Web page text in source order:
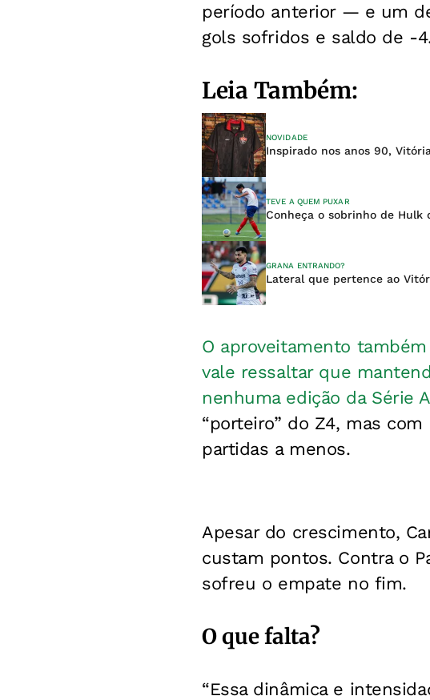
período anterior — e um
gols sofridos e saldo de -
Leia Também:
NOVIDADE
Inspirado nos anos 90,
TEVE A QUEM PUXAR
Conheça o sobrinho de Hulk
GRANA ENTRANDO?
Lateral que pertence ao
O aproveitamento
vale ressaltar que
nenhuma edição da Série A
“porteiro” do Z4, mas
partidas a menos.
Apesar do crescimento,
custam pontos. Contra o
sofreu o empate no fim.
O que falta?
“Essa dinâmica e